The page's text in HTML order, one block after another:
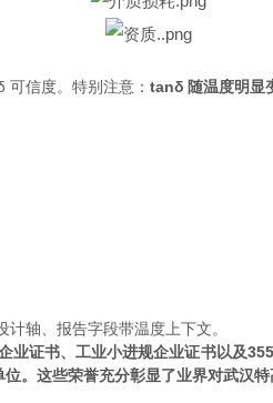
信度。特别注意： tanδ 随温度明显
轴、报告字段带温度上下文。
证书、工业小进规企业证书以及
。这些荣誉充分彰显了业界对武汉